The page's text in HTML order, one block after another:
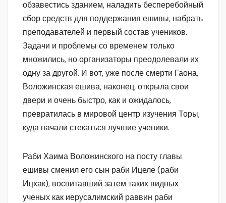
обзавестись зданием, наладить бесперебойный
сбор средств для поддержания ешивы, набрать
преподавателей и первый состав учеников.
Задачи и проблемы со временем только
множились, но организаторы преодолевали их
одну за другой. И вот, уже после смерти Гаона,
Воложинская ешива, наконец, открыла свои
двери и очень быстро, как и ожидалось,
превратилась в мировой центр изучения Торы,
куда начали стекаться лучшие ученики.
Раби Хаима Воложинского на посту главы
ешивы сменил его сын раби Ицеле (раби
Ицхак), воспитавший затем таких видных
ученых как иерусалимский раввин раби